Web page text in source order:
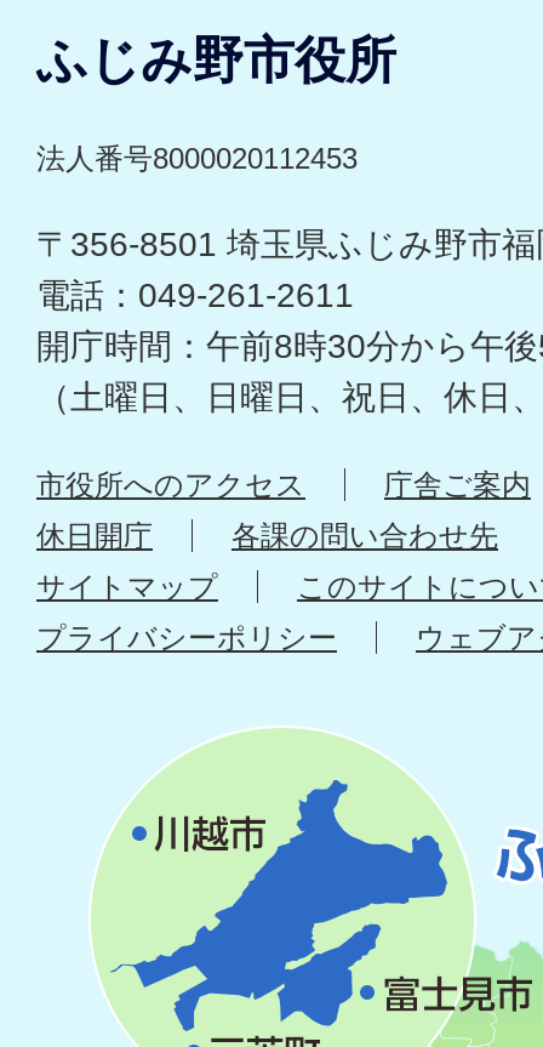
ふじみ野市役所
法人番号8000020112453
〒356-8501 埼玉県ふじみ野市
電話：049-261-2611
開庁時間：午前8時30分から午
（土曜日、日曜日、祝日、休日
市役所へのアクセス
庁舎ご案内
休日開庁
各課の問い合わせ先
サイトマップ
このサイトにつ
プライバシーポリシー
ウェブ